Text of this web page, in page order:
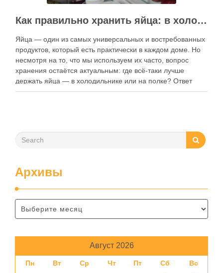
Как правильно хранить яйца: в холодильнике или на полке?
Яйца — один из самых универсальных и востребованных
продуктов, который есть практически в каждом доме. Но
несмотря на то, что мы используем их часто, вопрос
хранения остаётся актуальным: где всё-таки лучше
держать яйца — в холодильнике или на полке? Ответ
зависит от нескольких факторов, включая температуру
Архивы
Август 2026
Пн Вт Ср Чт Пт Сб
Вс